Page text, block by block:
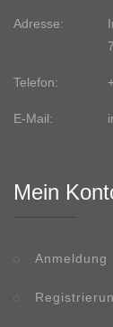
Adresse:
Telefon:
E-Mail:
Mein
Anmeldung